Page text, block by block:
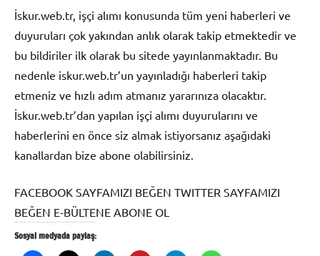
İskur.web.tr, işçi alımı konusunda tüm yeni haberleri ve
duyuruları çok yakından anlık olarak takip etmektedir ve
bu bildiriler ilk olarak bu sitede yayınlanmaktadır. Bu
nedenle iskur.web.tr’un yayınladığı haberleri takip
etmeniz ve hızlı adım atmanız yararınıza olacaktır.
İskur.web.tr’dan yapılan işçi alımı duyurularını ve
haberlerini en önce siz almak istiyorsanız aşağıdaki
kanallardan bize abone olabilirsiniz.
FACEBOOK SAYFAMIZI BEĞEN TWITTER SAYFAMIZI
BEĞEN E-BÜLTENE ABONE OL
Sosyal medyada paylaş: